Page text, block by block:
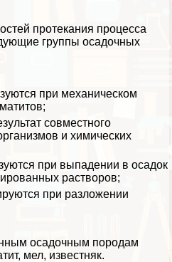
протекания процесса
группы осадочных
при механическом
совместного
и химических
при выпадении в осадок
растворов;
при разложении
осадочным породам
мел, известняк.